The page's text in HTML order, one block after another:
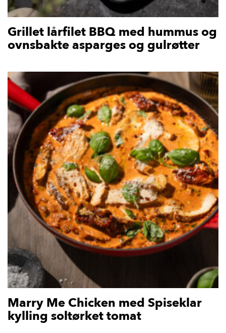
Grillet lårfilet BBQ med hummus og
ovnsbakte asparges og gulrøtter
Marry Me Chicken med Spiseklar
kylling soltørket tomat